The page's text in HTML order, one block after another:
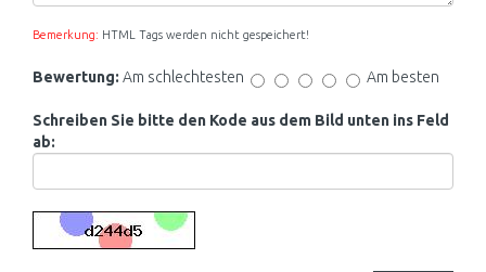
Bemerkung: HTML Tags werden nicht gespeichert!
Bewertung: Am schlechtesten Am besten
Schreiben Sie bitte den Kode aus dem Bild unten ins Feld
ab: